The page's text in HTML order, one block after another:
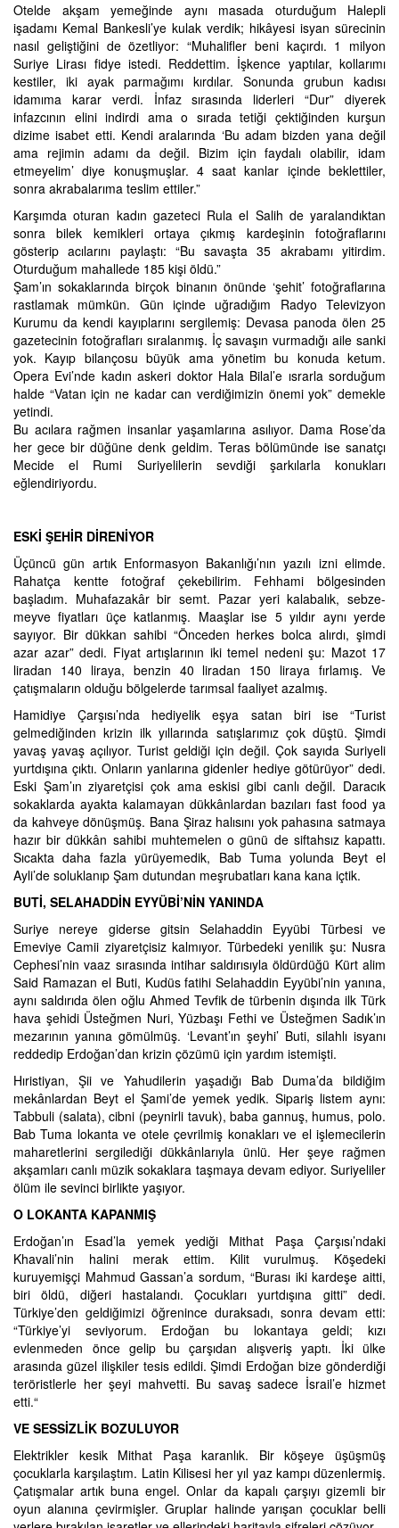
Otelde akşam yemeğinde aynı masada oturduğum Halepli
işadamı Kemal Bankesli’ye kulak verdik; hikâyesi isyan sürecinin
nasıl geliştiğini de özetliyor: “Muhalifler beni kaçırdı. 1 milyon
Suriye Lirası fidye istedi. Reddettim. İşkence yaptılar, kollarımı
kestiler, iki ayak parmağımı kırdılar. Sonunda grubun kadısı
idamıma karar verdi. İnfaz sırasında liderleri “Dur” diyerek
infazcının elini indirdi ama o sırada tetiği çektiğinden kurşun
dizime isabet etti. Kendi aralarında ‘Bu adam bizden yana değil
ama rejimin adamı da değil. Bizim için faydalı olabilir, idam
etmeyelim’ diye konuşmuşlar. 4 saat kanlar içinde beklettiler,
sonra akrabalarıma teslim ettiler.”
Karşımda oturan kadın gazeteci Rula el Salih de yaralandıktan
sonra bilek kemikleri ortaya çıkmış kardeşinin fotoğraflarını
gösterip acılarını paylaştı: “Bu savaşta 35 akrabamı yitirdim.
Oturduğum mahallede 185 kişi öldü.”
Şam’ın sokaklarında birçok binanın önünde ‘şehit’ fotoğraflarına
rastlamak mümkün. Gün içinde uğradığım Radyo Televizyon
Kurumu da kendi kayıplarını sergilemiş: Devasa panoda ölen 25
gazetecinin fotoğrafları sıralanmış. İç savaşın vurmadığı aile sanki
yok. Kayıp bilançosu büyük ama yönetim bu konuda ketum.
Opera Evi’nde kadın askeri doktor Hala Bilal’e ısrarla sorduğum
halde “Vatan için ne kadar can verdiğimizin önemi yok” demekle
yetindi.
Bu acılara rağmen insanlar yaşamlarına asılıyor. Dama Rose’da
her gece bir düğüne denk geldim. Teras bölümünde ise sanatçı
Mecide el Rumi Suriyelilerin sevdiği şarkılarla konukları
eğlendiriyordu.
ESKİ ŞEHİR DİRENİYOR
Üçüncü gün artık Enformasyon Bakanlığı’nın yazılı izni elimde.
Rahatça kentte fotoğraf çekebilirim. Fehhami bölgesinden
başladım. Muhafazakâr bir semt. Pazar yeri kalabalık, sebze-
meyve fiyatları üçe katlanmış. Maaşlar ise 5 yıldır aynı yerde
sayıyor. Bir dükkan sahibi “Önceden herkes bolca alırdı, şimdi
azar azar” dedi. Fiyat artışlarının iki temel nedeni şu: Mazot 17
liradan 140 liraya, benzin 40 liradan 150 liraya fırlamış. Ve
çatışmaların olduğu bölgelerde tarımsal faaliyet azalmış.
Hamidiye Çarşısı’nda hediyelik eşya satan biri ise “Turist
gelmediğinden krizin ilk yıllarında satışlarımız çok düştü. Şimdi
yavaş yavaş açılıyor. Turist geldiği için değil. Çok sayıda Suriyeli
yurtdışına çıktı. Onların yanlarına gidenler hediye götürüyor” dedi.
Eski Şam’ın ziyaretçisi çok ama eskisi gibi canlı değil. Daracık
sokaklarda ayakta kalamayan dükkânlardan bazıları fast food ya
da kahveye dönüşmüş. Bana Şiraz halısını yok pahasına satmaya
hazır bir dükkân sahibi muhtemelen o günü de siftahsız kapattı.
Sıcakta daha fazla yürüyemedik, Bab Tuma yolunda Beyt el
Ayli’de soluklanıp Şam dutundan meşrubatları kana kana içtik.
BUTİ, SELAHADDİN EYYÜBİ’NİN YANINDA
Suriye nereye giderse gitsin Selahaddin Eyyübi Türbesi ve
Emeviye Camii ziyaretçisiz kalmıyor. Türbedeki yenilik şu: Nusra
Cephesi’nin vaaz sırasında intihar saldırısıyla öldürdüğü Kürt alim
Said Ramazan el Buti, Kudüs fatihi Selahaddin Eyyübi’nin yanına,
aynı saldırıda ölen oğlu Ahmed Tevfik de türbenin dışında ilk Türk
hava şehidi Üsteğmen Nuri, Yüzbaşı Fethi ve Üsteğmen Sadık’ın
mezarının yanına gömülmüş. ‘Levant’ın şeyhi’ Buti, silahlı isyanı
reddedip Erdoğan’dan krizin çözümü için yardım istemişti.
Hıristiyan, Şii ve Yahudilerin yaşadığı Bab Duma’da bildiğim
mekânlardan Beyt el Şami’de yemek yedik. Sipariş listem aynı:
Tabbuli (salata), cibni (peynirli tavuk), baba gannuş, humus, polo.
Bab Tuma lokanta ve otele çevrilmiş konakları ve el işlemecilerin
maharetlerini sergilediği dükkânlarıyla ünlü. Her şeye rağmen
akşamları canlı müzik sokaklara taşmaya devam ediyor. Suriyeliler
ölüm ile sevinci birlikte yaşıyor.
O LOKANTA KAPANMIŞ
Erdoğan’ın Esad’la yemek yediği Mithat Paşa Çarşısı’ndaki
Khavali’nin halini merak ettim. Kilit vurulmuş. Köşedeki
kuruyemişçi Mahmud Gassan’a sordum, “Burası iki kardeşe aitti,
biri öldü, diğeri hastalandı. Çocukları yurtdışına gitti” dedi.
Türkiye’den geldiğimizi öğrenince duraksadı, sonra devam etti:
“Türkiye’yi seviyorum. Erdoğan bu lokantaya geldi; kızı
evlenmeden önce gelip bu çarşıdan alışveriş yaptı. İki ülke
arasında güzel ilişkiler tesis edildi. Şimdi Erdoğan bize gönderdiği
teröristlerle her şeyi mahvetti. Bu savaş sadece İsrail’e hizmet
etti.“
VE SESSİZLİK BOZULUYOR
Elektrikler kesik Mithat Paşa karanlık. Bir köşeye üşüşmüş
çocuklarla karşılaştım. Latin Kilisesi her yıl yaz kampı düzenlermiş.
Çatışmalar artık buna engel. Onlar da kapalı çarşıyı gizemli bir
oyun alanına çevirmişler. Gruplar halinde yarışan çocuklar belli